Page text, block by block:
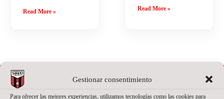
Gestionar consentimiento
Para ofrecer las mejores experiencias, utilizamos tecnologías como las cookies para
Read More » Read More »